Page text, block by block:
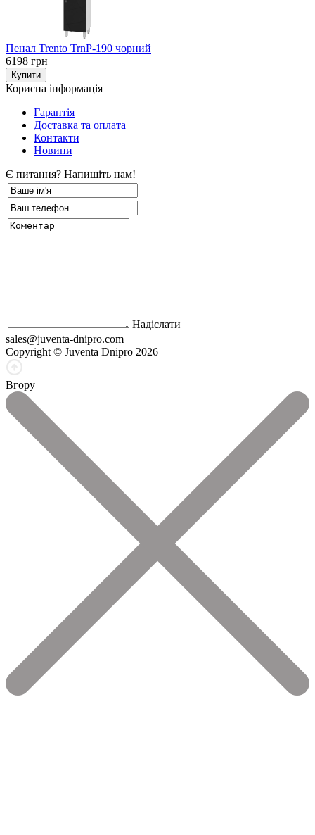
Пенал Trento TrnP-190 чорний
6198 грн
Корисна інформація
Гарантія
Доставка та оплата
Контакти
Новини
Є питання? Напишіть нам!
Надіслати
sales@juventa-dnipro.com
Copyright © Juventa Dnipro 2026
Вгору